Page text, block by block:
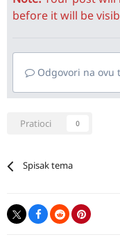
before it will be
Odgovori na ovu
Pratioci 0
Spisak tema